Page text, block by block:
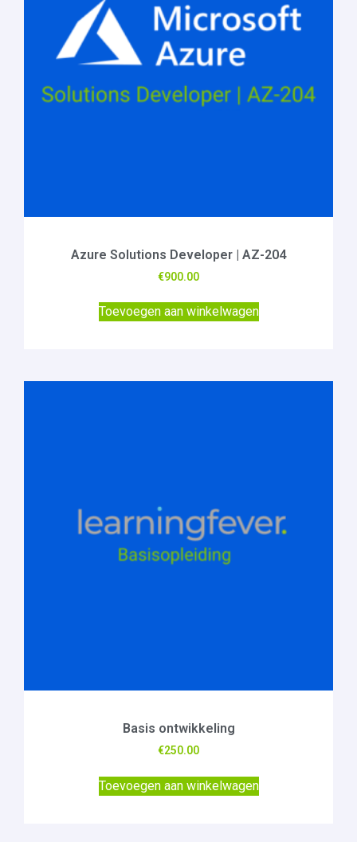
Azure Solutions Developer | AZ-204
€900.00
Toevoegen aan winkelwagen
Basis ontwikkeling
€250.00
Toevoegen aan winkelwagen